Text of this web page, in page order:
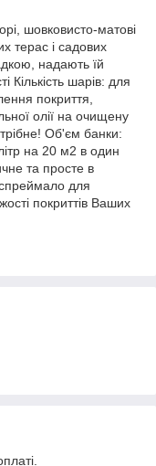
шовковисто-матові
терас і садових
надають їй
Кількість шарів: для
покриття,
олії на очищену
Об'єм банки:
на 20 м2 в один
та просте в
для
покриттів Ваших